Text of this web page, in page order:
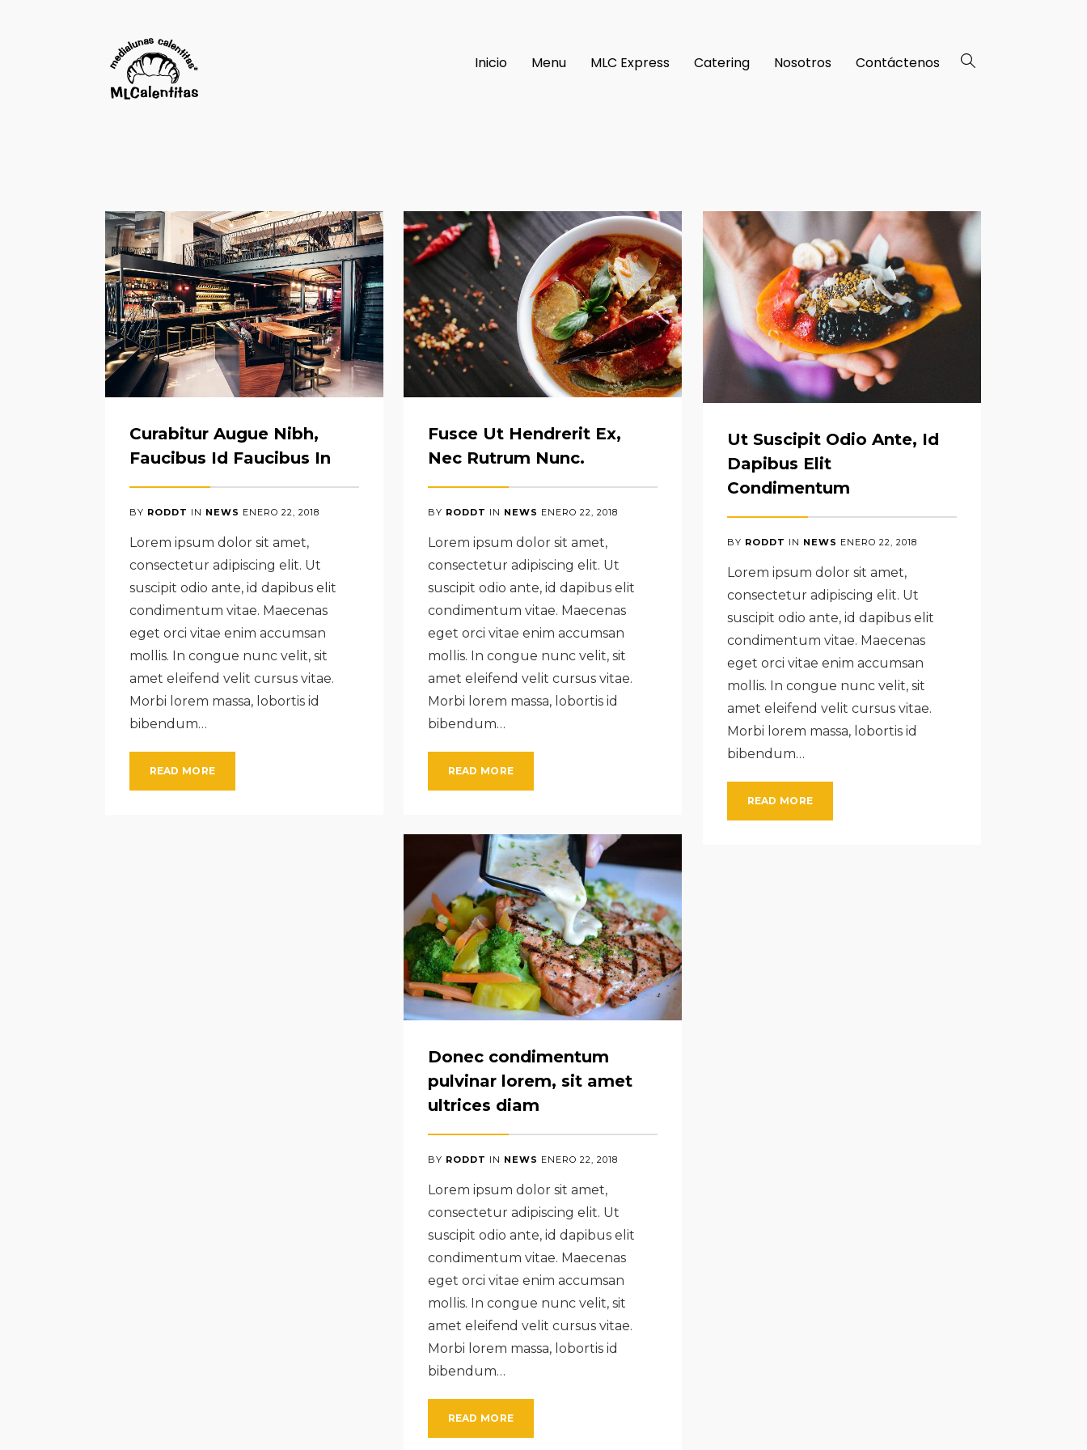
Inicio Menu MLC Express Catering Nosotros Contáctenos
Curabitur Augue Nibh,
Faucibus Id Faucibus In
BY RODDT IN NEWS ENERO 22 2018
Lorem ipsum dolor sit amet,
consectetur adipiscing elit. Ut
suscipit odio ante, id dapibus elit
condimentum vitae. Maecenas
eget orci vitae enim accumsan
mollis. In congue nunc velit, sit
amet eleifend velit cursus vitae.
Morbi lorem massa, lobortis id
bibendum…
READ MORE
Fusce Ut Hendrerit Ex,
Nec Rutrum Nunc.
BY RODDT IN NEWS ENERO 22 2018
Lorem ipsum dolor sit amet,
consectetur adipiscing elit. Ut
suscipit odio ante, id dapibus elit
condimentum vitae. Maecenas
eget orci vitae enim accumsan
mollis. In congue nunc velit, sit
amet eleifend velit cursus vitae.
Morbi lorem massa, lobortis id
bibendum…
READ MORE
Ut Suscipit Odio Ante, Id
Dapibus Elit
Condimentum
BY RODDT IN NEWS ENERO 22, 2018
Lorem ipsum dolor sit amet,
consectetur adipiscing elit. Ut
suscipit odio ante, id dapibus elit
condimentum vitae. Maecenas
eget orci vitae enim accumsan
mollis. In congue nunc velit, sit
amet eleifend velit cursus vitae.
Morbi lorem massa, lobortis id
bibendum…
READ MORE
Donec condimentum
pulvinar lorem, sit amet
ultrices diam
BY RODDT IN NEWS ENERO 22 2018
Lorem ipsum dolor sit amet,
consectetur adipiscing elit. Ut
suscipit odio ante, id dapibus elit
condimentum vitae. Maecenas
eget orci vitae enim accumsan
mollis. In congue nunc velit, sit
amet eleifend velit cursus vitae.
Morbi lorem massa, lobortis id
bibendum…
READ MORE